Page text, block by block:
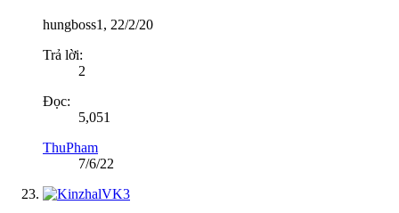
hungboss1 , 22/2/20
Trả lời:
2
Đọc:
5,051
ThuPham
7/6/22